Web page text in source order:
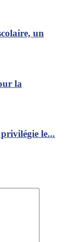
un
la
le...